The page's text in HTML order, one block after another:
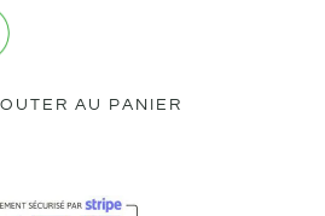
AU PANIER